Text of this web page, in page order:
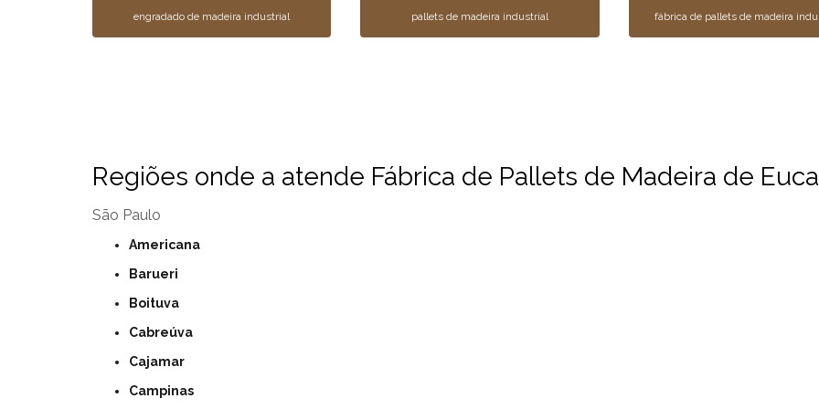
engradado de madeira industrial pallets de madeira industrial fábrica de pallets de madeira
Regiões onde a atende Fábrica de Pallets de Madeira de
São Paulo
Americana
Barueri
Boituva
Cabreúva
Cajamar
Campinas